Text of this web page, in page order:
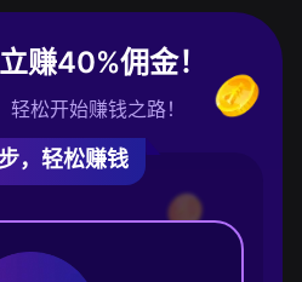
赚40%佣金！
松开始赚钱之路！
，轻松赚钱